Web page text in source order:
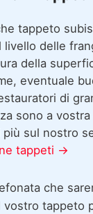
tappeto
livello delle
della
eventuale
di
sono a
più sul nostro
tappeti →
che
vostro tappeto